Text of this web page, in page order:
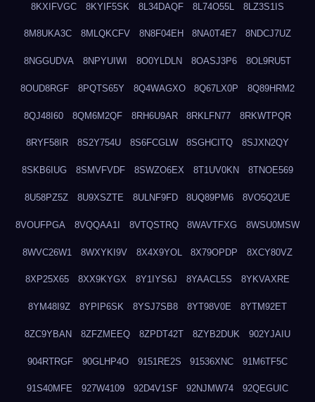
8KXIFVGC 8KYIF5SK 8L34DAQF 8L74O55L 8LZ3S1IS
8M8UKA3C 8MLQKCFV 8N8F04EH 8NA0T4E7 8NDCJ7UZ
8NGGUDVA 8NPYUIWI 8O0YLDLN 8OASJ3P6 8OL9RU5T
8OUD8RGF 8PQTS65Y 8Q4WAGXO 8Q67LX0P 8Q89HRM2
8QJ48I60 8QM6M2QF 8RH6U9AR 8RKLFN77 8RKWTPQR
8RYF58IR 8S2Y754U 8S6FCGLW 8SGHCITQ 8SJXN2QY
8SKB6IUG 8SMVFVDF 8SWZO6EX 8T1UV0KN 8TNOE569
8U58PZ5Z 8U9XSZTE 8ULNF9FD 8UQ89PM6 8VO5Q2UE
8VOUFPGA 8VQQAA1I 8VTQSTRQ 8WAVTFXG 8WSU0MSW
8WVC26W1 8WXYKI9V 8X4X9YOL 8X79OPDP 8XCY80VZ
8XP25X65 8XX9KYGX 8Y1IYS6J 8YAACL5S 8YKVAXRE
8YM48I9Z 8YPIP6SK 8YSJ7SB8 8YT98V0E 8YTM92ET
8ZC9YBAN 8ZFZMEEQ 8ZPDT42T 8ZYB2DUK 902YJAIU
904RTRGF 90GLHP4O 9151RE2S 91536XNC 91M6TF5C
91S40MFE 927W4109 92D4V1SF 92NJMW74 92QEGUIC